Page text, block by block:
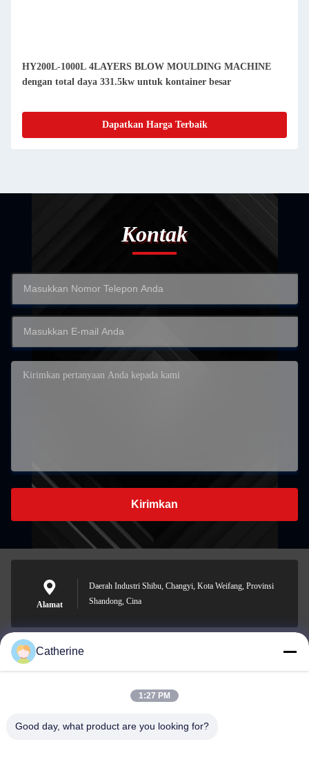
HY200L-1000L 4LAYERS BLOW MOULDING MACHINE
dengan total daya 331.5kw untuk kontainer besar
Dapatkan Harga Terbaik
Kontak
Kirimkan
Alamat
Daerah Industri Shibu, Changyi, Kota Weifang, Provinsi
Shandong, Cina
padraic@huayumachine.cn
Catherine
1:27 PM
Good day, what product are you looking for?